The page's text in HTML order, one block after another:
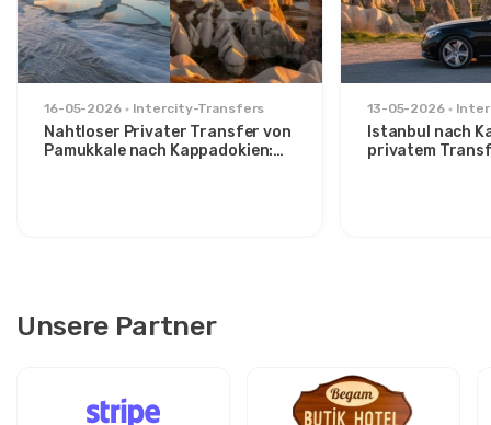
16-05-2026 Intercity-Transfers
Nahtloser Privater Transfer von
Pamukkale nach Kappadokien:
13-05-2026
Istanbul nach
privatem
Unsere Partner